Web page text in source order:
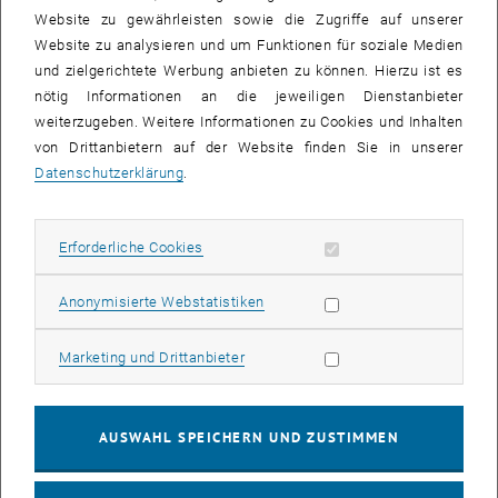
Bild
Although the situation with Covid made progress in the lab at times
difficult, we end the year on a high note! The group has grown
substantially in 2021: we welcome Shreyas Gulhane as our new
PhD student. Shreyas joined from earlier this year after finishing his
was also joined by Master students Christian and Klaudia, as well
Website zu gewährleisten sowie die Zugriffe auf unserer
Website zu analysieren und um Funktionen für soziale Medien
und zielgerichtete Werbung anbieten zu können. Hierzu ist es
nötig Informationen an die jeweiligen Dienstanbieter
weiterzugeben. Weitere Informationen zu Cookies und Inhalten
von Drittanbietern auf der Website finden Sie in unserer
Datenschutzerklärung.
Erforderliche Cookies Erforderliche Cookies zulassen
Anonymisierte WebstatistikenStatistik Cookies zulassen
Marketing und DrittanbieterMarketing Cookies zulassen
AUSWAHL SPEICHERN UND ZUSTIMMEN